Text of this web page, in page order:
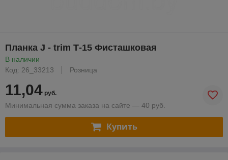
Планка J - trim Т-15 Фисташковая
В наличии
Код: 26_33213
Розница
11,04 руб.
Минимальная сумма заказа на сайте — 40 руб.
Купить